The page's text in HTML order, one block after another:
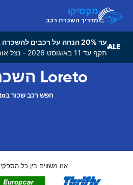
מקסיקו
מדריך השכרת רכב
עד 20% הנחה על רכבים להשכרה ברחבי העולם
תקף עד 11 באוגוסט 2026 - נצל אותו עוד היום!
Loreto השכרת רכב
חפש רכב שכור בLoreto
אנו משווים בין כל